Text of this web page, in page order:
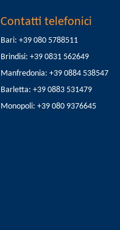
Contatti telefonici
Bari: +39 080 5788511
Brindisi: +39 0831 562649
Manfredonia: +39 0884 538547
Barletta: +39 0883 531479
Monopoli: +39 080 9376645